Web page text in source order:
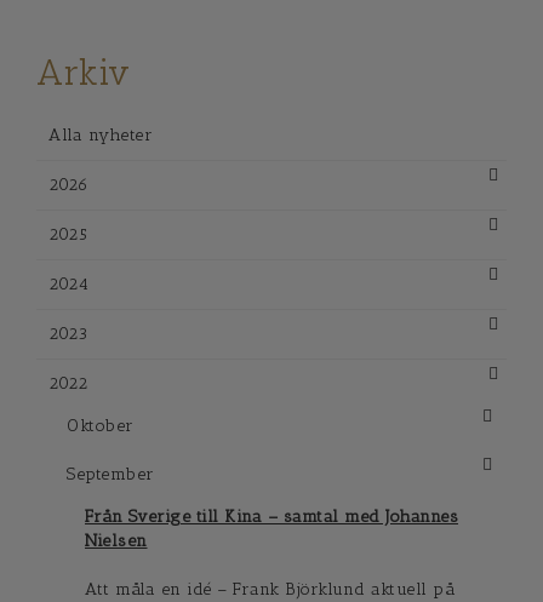
Arkiv
Alla nyheter
2026
2025
2024
2023
2022
Oktober
September
Från Sverige till Kina – samtal med Johannes
Nielsen
Att måla en idé – Frank Björklund aktuell på